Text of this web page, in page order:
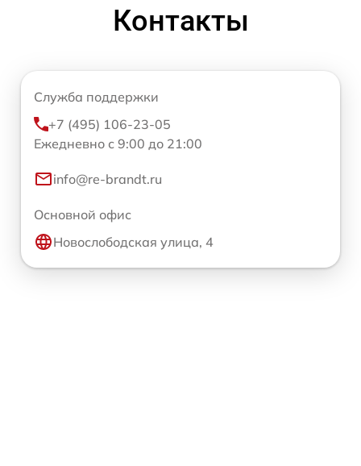
Контакты
Служба поддержки
+7 (495) 106-23-05
Ежедневно с 9:00 до 21:00
info@re-brandt.ru
Основной офис
Новослободская улица, 4